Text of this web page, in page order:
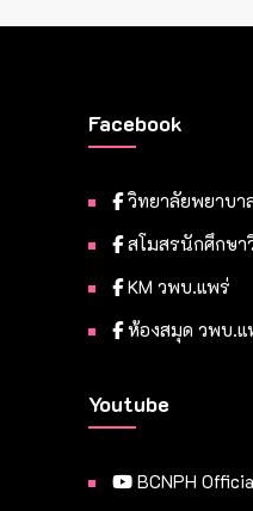
Facebook
วิทยาลัยพยาบ
สโมสรนักศึกษา
KM วพบ.แพร่
ห้องสมุด วพบ.แ
Youtube
BCNPH